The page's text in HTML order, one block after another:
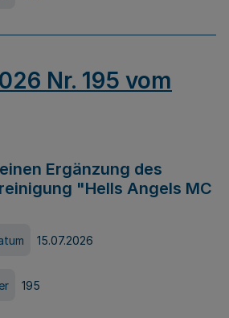
Nr. 195 vom
Ergänzung des
"Hells Angels MC
15.07.2026
195